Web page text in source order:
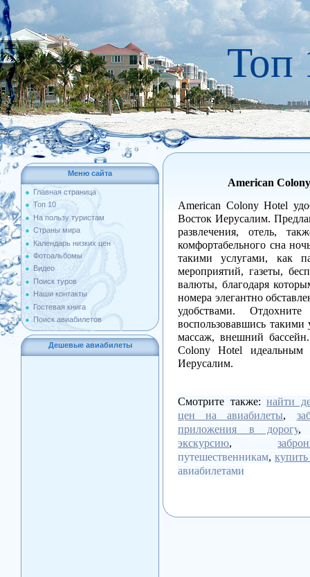
Топ
Меню сайта
Главная страница
Топ 10
На пользу туристам
Страны мира
Календарь низких цен
Фотоальбомы
Видео
Поиск туров
Наши контакты
Гостевая книга
Поиск авиабилетов
Дешевые авиабилеты
American
American Colony Hotel
Восток Иерусалим.
развлечения, отель,
комфортабельного сна
такими услугами, как
мероприятий, газеты,
валюты, благодаря
номера элегантно
удобствами.
воспользовавшись такими
массаж, внешний
Colony Hotel
Иерусалим.
Смотрите также: найти
цен на авиабилеты,
приложения в дорогу
экскурсию,
путешественникам,
авиабилетами